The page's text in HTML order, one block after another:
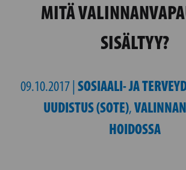
MITÄ
SISÄLTYY?
09.10.2017 | SOSIAALI- JA
UUDISTUS (SOTE),
HOIDOSSA